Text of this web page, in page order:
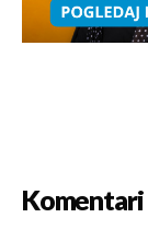
Komentari